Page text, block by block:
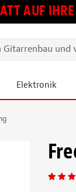
AUF
Elektronik